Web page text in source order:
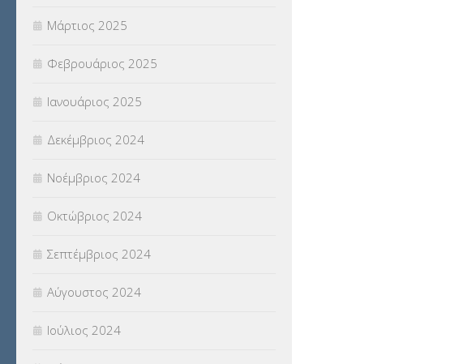
Μάρτιος 2025
Φεβρουάριος 2025
Ιανουάριος 2025
Δεκέμβριος 2024
Νοέμβριος 2024
Οκτώβριος 2024
Σεπτέμβριος 2024
Αύγουστος 2024
Ιούλιος 2024